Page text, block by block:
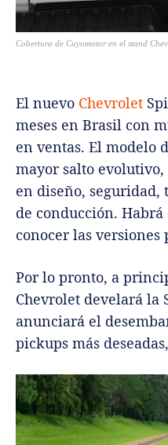
Cobertura de Cuyomotor en el stand
El nuevo Chevrolet
meses en Brasil con
en ventas. El modelo
mayor salto
en diseño, seguridad,
de conducción.
conocer las versiones
Por lo pronto, a
Chevrolet develará la
anunciará el
pickups más